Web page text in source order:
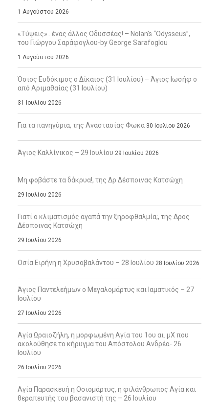
1 Αυγούστου 2026
«Τύψεις»…ένας άλλος Οδυσσέας! – Nolan’s “Odysseus”,
του Γιώργου Σαράφογλου-by George Sarafoglou
1 Αυγούστου 2026
Όσιος Ευδόκιμος ο Δίκαιος (31 Ιουλίου) – Άγιος Ιωσήφ ο
από Αριμαθαίας (31 Ιουλίου)
31 Ιουλίου 2026
Για τα πανηγύρια, της Αναστασίας Φωκά 30 Ιουλίου 2026
Άγιος Καλλίνικος – 29 Ιουλίου 29 Ιουλίου 2026
Μη φοβάστε τα δάκρυα!, της Δρ Δέσποινας Κατσώχη
29 Ιουλίου 2026
Γιατί ο κλιματισμός αγαπά την ξηροφθαλμία;, της Δρος
Δέσποινας Κατσώχη
29 Ιουλίου 2026
Οσία Ειρήνη η Χρυσοβαλάντου – 28 Ιουλίου 28 Ιουλίου 2026
Άγιος Παντελεήμων ο Μεγαλομάρτυς και Ιαματικός – 27
Ιουλίου
27 Ιουλίου 2026
Αγία Ωραιοζήλη, η μορφωμένη Αγία του 1ου αι. μΧ που
ακολούθησε το κήρυγμα του Απόστολου Ανδρέα- 26
Ιουλίου
26 Ιουλίου 2026
Αγία Παρασκευή η Οσιομάρτυς, η φιλάνθρωπος Αγία και
θεραπευτής του βασανιστή της – 26 Ιουλίου